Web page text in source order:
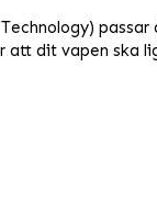
att dit vapen ska